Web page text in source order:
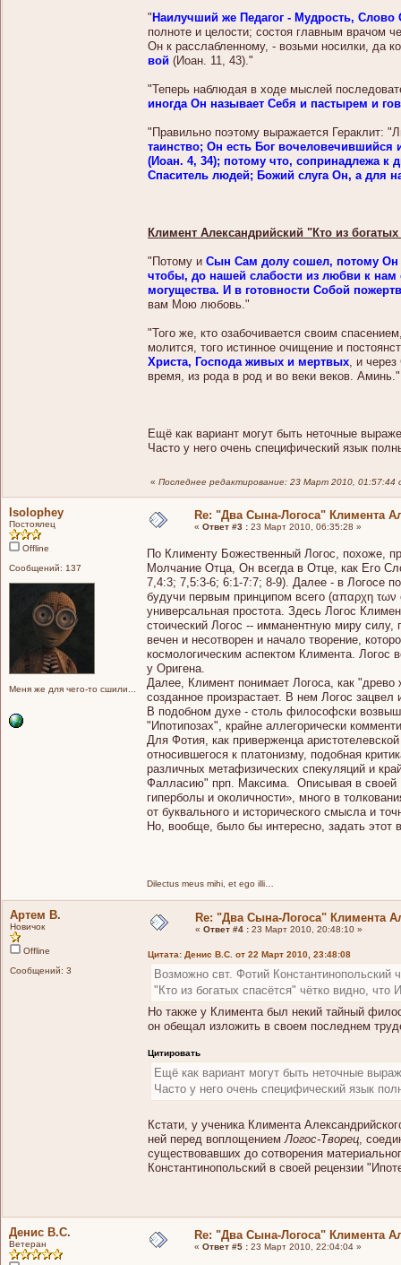
"Наилучший же Педагог - Мудрость, Слово
полноте и целости; состоя главным врачом
Он к расслабленному, - возьми носилки, да
вой (Иоан. 11, 43)."
"Теперь наблюдая в ходе мыслей
иногда Он называет Себя и пастырем и
"Правильно поэтому выражается Гераклит:
таинство; Он есть Бог
(Иоан. 4, 34); потому что, сопринадлежа
Спаситель людей; Божий слуга Он, а для
Климент Александрийский "Кто из
"Потому и Сын Сам долу сошел, потому Он
чтобы, до нашей слабости из любви к
могущества. И в готовности Собой
вам Мою любовь."
"Того же, кто озабочивается своим
молится, того истинное очищение и
Христа, Господа живых и мертвых , и
время, из рода в род и во веки веков. Аминь."
Ещё как вариант могут быть неточные
Часто у него очень специфический язык
« Последнее редактирование: 23 Март 2010, 01:57:44
Isolophey
Постоялец
Offline
Сообщений: 137
Меня же для чего-то сшили...
Re: "Два Сына-Логоса" Климента
« Ответ #3 : 23 Март 2010, 06:35:28 »
По Клименту Божественный Логос, похоже,
Молчание Отца, Он всегда в Отце, как Его
7,4:3; 7,5:3-6; 6:1-7:7; 8-9). Далее - в Логосе
будучи первым принципом всего (απαρχη
универсальная простота. Здесь Логос
стоический Логос -- имманентную миру
вечен и несотворен и начало творение,
космологическим аспектом Климента. Логос
у Оригена.
Далее, Климент понимает Логоса, как
созданное произрастает. В нем Логос
В подобном духе - столь философски
"Ипотипозах", крайне аллегорически
Для Фотия, как приверженца
относившегося к платонизму, подобная
различных метафизических спекуляций и
Фалласию" прп. Максима. Описывая в своей
гиперболы и околичности», много в
от буквального и исторического смысла и
Но, вообще, было бы интересно, задать
Dilectus meus mihi, et ego illi…
Артем В.
Новичок
Offline
Сообщений: 3
Re: "Два Сына-Логоса" Климента
« Ответ #4 : 23 Март 2010, 20:48:10 »
Цитата: Денис В.С. от 22 Март 2010, 23:48:08
Возможно свт. Фотий Константинопольский
"Кто из богатых спасётся" чётко видно,
Но также у Климента был некий тайный
он обещал изложить в своем последнем
Цитировать
Ещё как вариант могут быть неточные
Часто у него очень специфический язык
Кстати, у ученика Климента
ней перед воплощением Логос-Творец ,
существовавших до сотворения
Константинопольский в своей рецензии
Денис В.С.
Ветеран
Re: "Два Сына-Логоса" Климента
« Ответ #5 : 23 Март 2010, 22:04:04 »